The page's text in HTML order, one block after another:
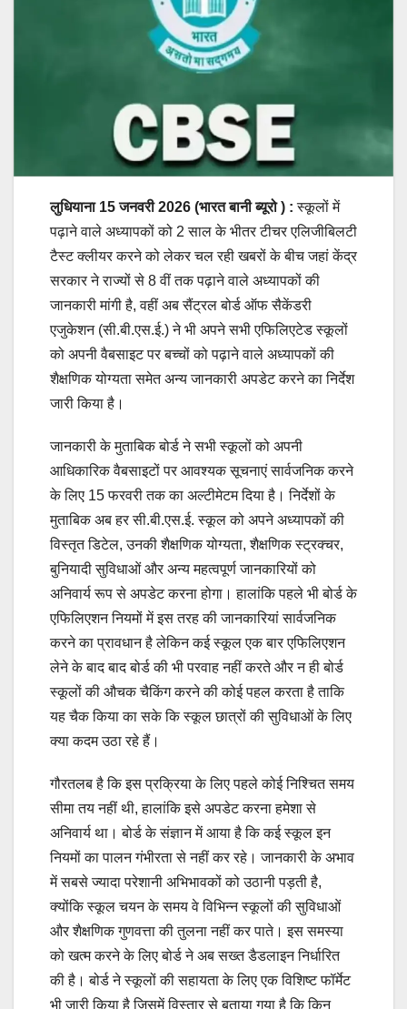
लुधियाना 15 जनवरी 2026 (भारत बानी ब्यूरो ) : स्कूलों में
पढ़ाने वाले अध्यापकों को 2 साल के भीतर टीचर एलिजीबिलटी
टैस्ट क्लीयर करने को लेकर चल रही खबरों के बीच जहां केंद्र
सरकार ने राज्यों से 8 वीं तक पढ़ाने वाले अध्यापकों की
जानकारी मांगी है, वहीं अब सैंट्रल बोर्ड ऑफ सैकेंडरी
एजुकेशन (सी.बी.एस.ई.) ने भी अपने सभी एफिलिएटेड स्कूलों
को अपनी वैबसाइट पर बच्चों को पढ़ाने वाले अध्यापकों की
शैक्षणिक योग्यता समेत अन्य जानकारी अपडेट करने का निर्देश
जारी किया है।
जानकारी के मुताबिक बोर्ड ने सभी स्कूलों को अपनी
आधिकारिक वैबसाइटों पर आवश्यक सूचनाएं सार्वजनिक करने
के लिए 15 फरवरी तक का अल्टीमेटम दिया है। निर्देशों के
मुताबिक अब हर सी.बी.एस.ई. स्कूल को अपने अध्यापकों की
विस्तृत डिटेल, उनकी शैक्षणिक योग्यता, शैक्षणिक स्ट्रक्चर,
बुनियादी सुविधाओं और अन्य महत्वपूर्ण जानकारियों को
अनिवार्य रूप से अपडेट करना होगा। हालांकि पहले भी बोर्ड के
एफिलिएशन नियमों में इस तरह की जानकारियां सार्वजनिक
करने का प्रावधान है लेकिन कई स्कूल एक बार एफिलिएशन
लेने के बाद बाद बोर्ड की भी परवाह नहीं करते और न ही बोर्ड
स्कूलों की औचक चैकिंग करने की कोई पहल करता है ताकि
यह चैक किया का सके कि स्कूल छात्रों की सुविधाओं के लिए
क्या कदम उठा रहे हैं।
गौरतलब है कि इस प्रक्रिया के लिए पहले कोई निश्चित समय
सीमा तय नहीं थी, हालांकि इसे अपडेट करना हमेशा से
अनिवार्य था। बोर्ड के संज्ञान में आया है कि कई स्कूल इन
नियमों का पालन गंभीरता से नहीं कर रहे। जानकारी के अभाव
में सबसे ज्यादा परेशानी अभिभावकों को उठानी पड़ती है,
क्योंकि स्कूल चयन के समय वे विभिन्न स्कूलों की सुविधाओं
और शैक्षणिक गुणवत्ता की तुलना नहीं कर पाते। इस समस्या
को खत्म करने के लिए बोर्ड ने अब सख्त डैडलाइन निर्धारित
की है। बोर्ड ने स्कूलों की सहायता के लिए एक विशिष्ट फॉर्मेट
भी जारी किया है जिसमें विस्तार से बताया गया है कि किन